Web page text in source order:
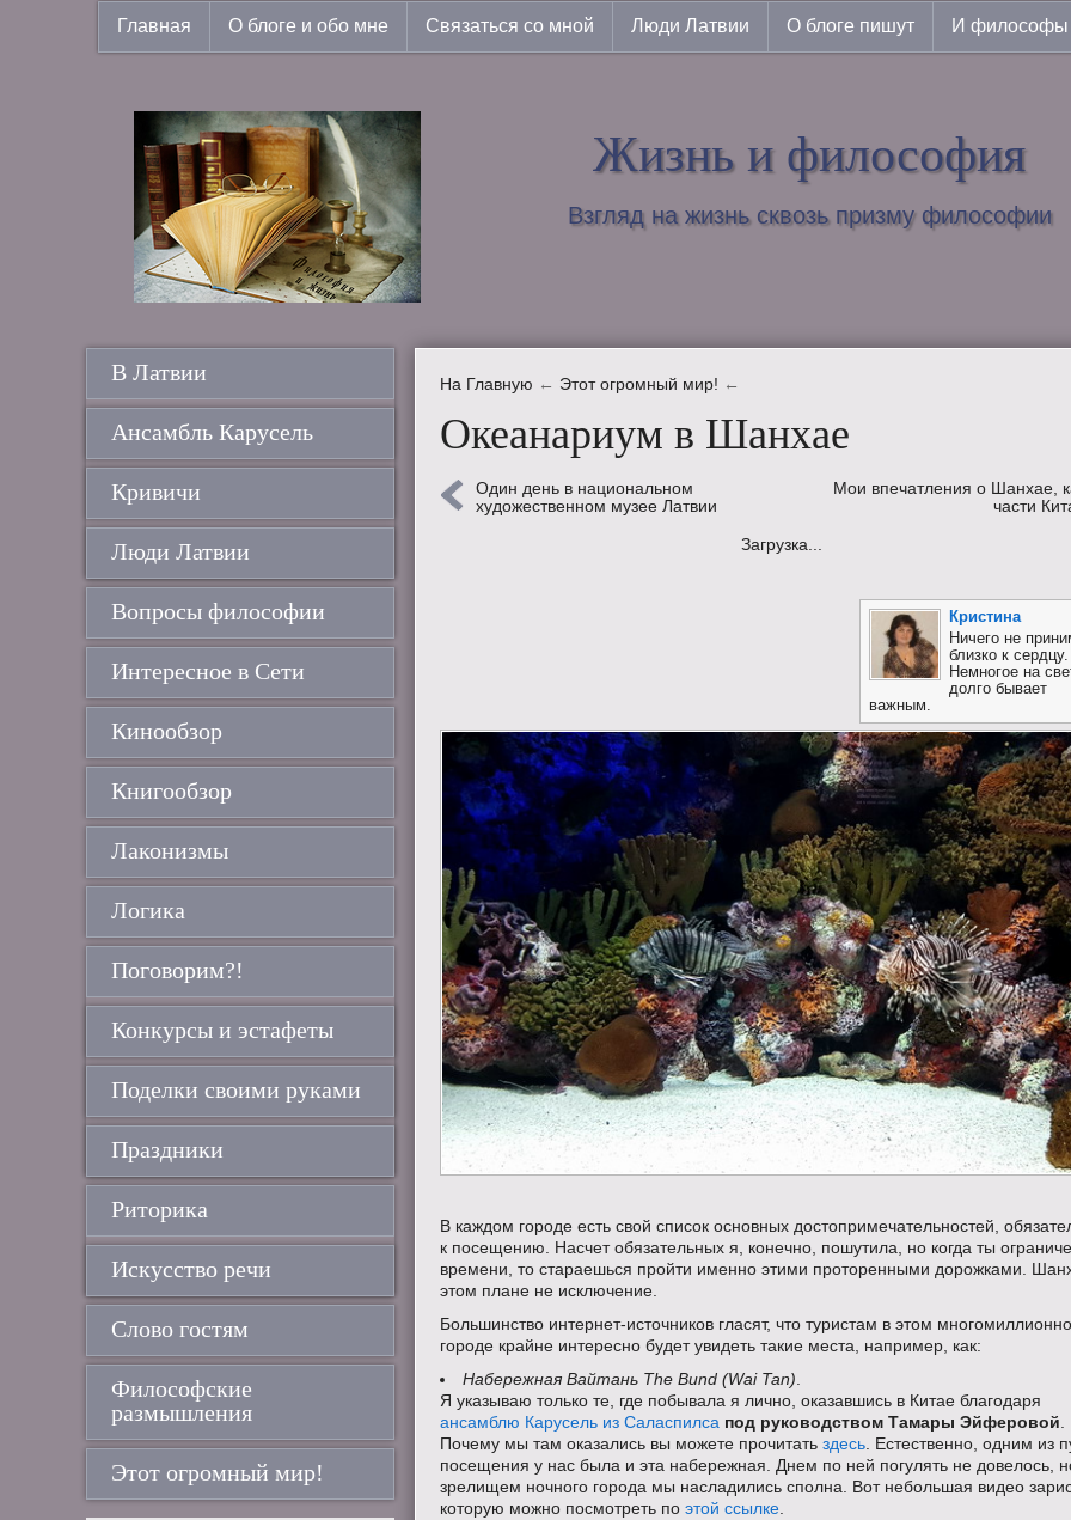
Главная О блоге и обо мне Связаться со мной Люди Латвии О блоге пишут И философы
Жизнь и философия
Взгляд на жизнь сквозь призму философии
На Главную ← Этот огромный мир! ←
Океанариум в Шанхае
Один день в национальном
художественном музее Латвии
Мои впечатления о Шанхае,
части
Загрузка...
Кристина
Ничего не
близко к сердцу.
Немногое на
долго бывает
важным.
В каждом городе есть свой список основных достопримечательностей,
к посещению. Насчет обязательных я, конечно, пошутила, но когда ты
времени, то стараешься пройти именно этими проторенными дорожками.
этом плане не исключение.
Большинство интернет-источников гласят, что туристам в этом
городе крайне интересно будет увидеть такие места, например, как:
Набережная Вайтань The Bund (Wai Tan).
Я указываю только те, где побывала я лично, оказавшись в Китае благодаря
ансамблю Карусель из Саласпилса под руководством Тамары Эйферовой.
Почему мы там оказались вы можете прочитатьздесь. Естественно, одним из
посещения у нас была и эта набережная. Днем по ней погулять не довелось,
зрелищем ночного города мы насладились сполна. Вот небольшая видео
которую можно посмотреть поэтой ссылке.
В Латвии
Ансамбль Карусель
Кривичи
Люди Латвии
Вопросы философии
Интересное в Сети
Кинообзор
Книгообзор
Лаконизмы
Логика
Поговорим?!
Конкурсы и эстафеты
Поделки своими руками
Праздники
Риторика
Искусство речи
Слово гостям
Философские
размышления
Этот огромный мир!